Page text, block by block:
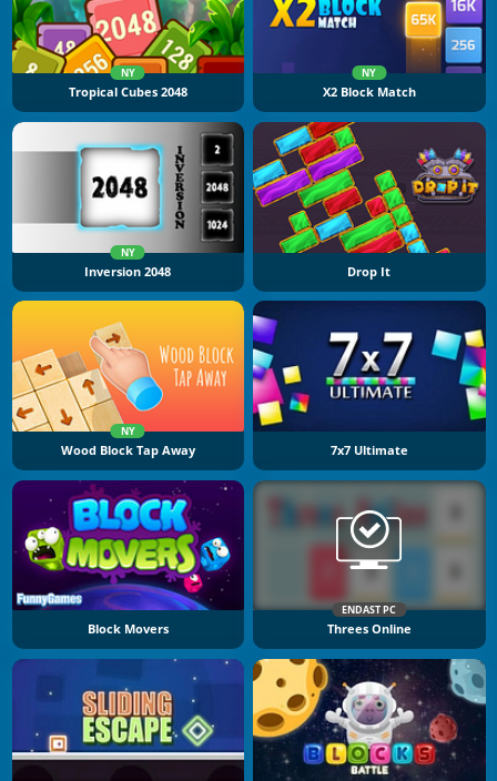
NY
Tropical Cubes 2048
NY
X2 Block Match
NY
Inversion 2048 Drop It
NY
Wood Block Tap Away 7x7 Ultimate
Block Movers
ENDAST PC
Threes Online